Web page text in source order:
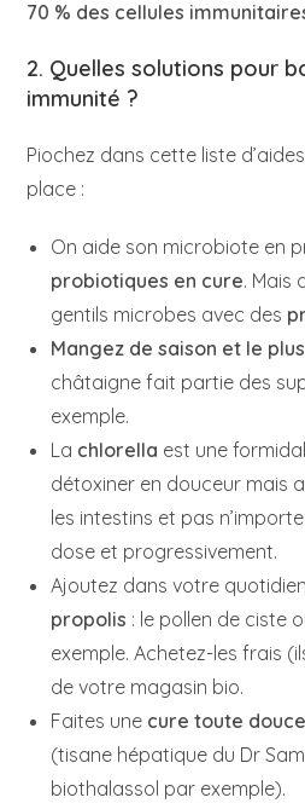
70 % des cellules
2. Quelles solutions pour
immunité ?
Piochez dans cette liste
place :
On aide son microbiote en
probiotiques en cure. Mais
gentils microbes avec des
Mangez de saison et le
châtaigne fait partie des
exemple.
La chlorella est une
détoxiner en douceur mais
les intestins et pas
dose et progressivement.
Ajoutez dans votre quotidien
propolis : le pollen de ciste
exemple. Achetez-les frais
de votre magasin bio.
Faites une cure toute
(tisane hépatique du Dr
biothalassol par exemple).